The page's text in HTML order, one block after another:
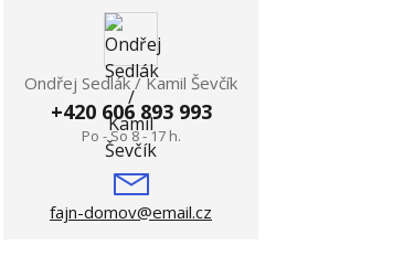
Ondřej Sedlák / Kamil Ševčík
+420 606 893 993
Po - So 8 - 17 h.
fajn-domov@email.cz